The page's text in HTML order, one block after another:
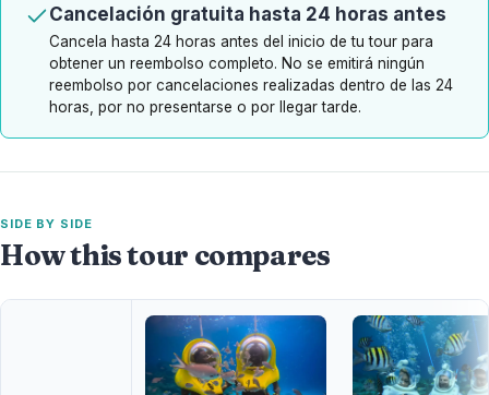
Cancelación gratuita hasta 24 horas antes
Cancela hasta 24 horas antes del inicio de tu tour para
obtener un reembolso completo. No se emitirá ningún
reembolso por cancelaciones realizadas dentro de las 24
horas, por no presentarse o por llegar tarde.
SIDE BY SIDE
How this tour compares